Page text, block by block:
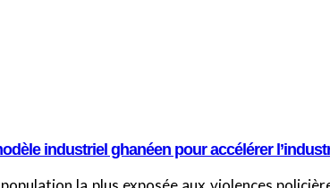
industriel ghanéen pour accélérer